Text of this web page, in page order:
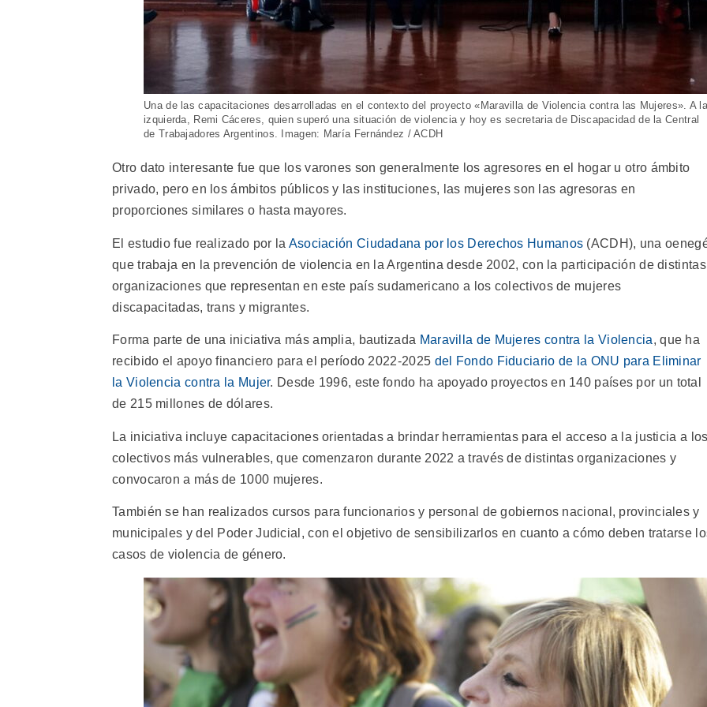
Una de las capacitaciones desarrolladas en el contexto del proyecto «Maravilla de Violencia contra las Mujeres». A
izquierda, Remi Cáceres, quien superó una situación de violencia y hoy es secretaria de Discapacidad de la Central
de Trabajadores Argentinos. Imagen: María Fernández / ACDH
Otro dato interesante fue que los varones son generalmente los agresores en el hogar u otro ámbito
privado, pero en los ámbitos públicos y las instituciones, las mujeres son las agresoras en
proporciones similares o hasta mayores.
El estudio fue realizado por la Asociación Ciudadana por los Derechos Humanos (ACDH), una
que trabaja en la prevención de violencia en la Argentina desde 2002, con la participación de distintas
organizaciones que representan en este país sudamericano a los colectivos de mujeres
discapacitadas, trans y migrantes.
Forma parte de una iniciativa más amplia, bautizada Maravilla de Mujeres contra la Violencia, que ha
recibido el apoyo financiero para el período 2022-2025 del Fondo Fiduciario de la ONU para Eliminar
la Violencia contra la Mujer. Desde 1996, este fondo ha apoyado proyectos en 140 países por un total
de 215 millones de dólares.
La iniciativa incluye capacitaciones orientadas a brindar herramientas para el acceso a la justicia a
colectivos más vulnerables, que comenzaron durante 2022 a través de distintas organizaciones y
convocaron a más de 1000 mujeres.
También se han realizados cursos para funcionarios y personal de gobiernos nacional, provinciales y
municipales y del Poder Judicial, con el objetivo de sensibilizarlos en cuanto a cómo deben tratarse
casos de violencia de género.